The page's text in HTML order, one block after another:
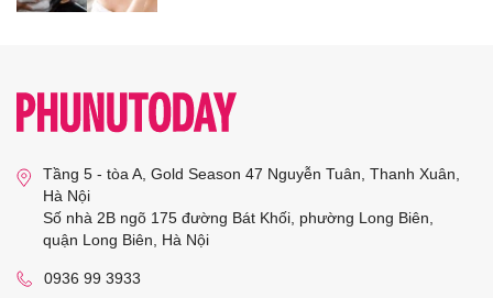
Tầng 5 - tòa A, Gold Season 47 Nguyễn Tuân, Thanh Xuân,
Hà Nội
Số nhà 2B ngõ 175 đường Bát Khối, phường Long Biên,
quận Long Biên, Hà Nội
0936 99 3933